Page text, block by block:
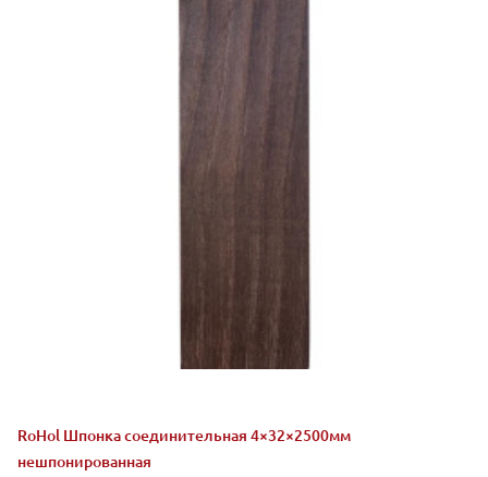
RoHol Шпонка соединительная 4×32×2500мм
нешпонированная